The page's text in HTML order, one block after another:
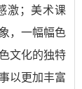
激；美术课
，一幅幅色
文化的独特
以更加丰富